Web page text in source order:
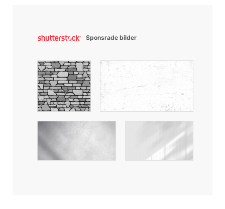
Sponsrade bilder